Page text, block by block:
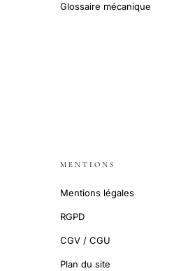
Glossaire mécanique
MENTIONS
Mentions légales
RGPD
CGV / CGU
Plan du site